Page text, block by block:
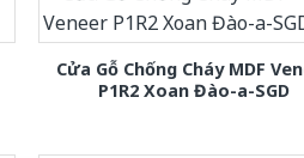
Cửa Gỗ Chống Cháy MDF
P1R2 Xoan Đào-a-SGD